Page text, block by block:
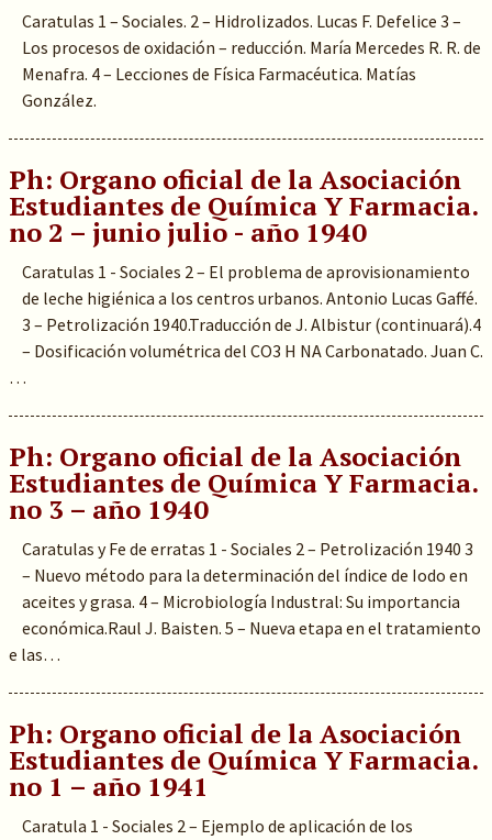
Caratulas 1 – Sociales. 2 – Hidrolizados. Lucas F. Defelice 3 –
Los procesos de oxidación – reducción. María Mercedes R. R. de
Menafra. 4 – Lecciones de Física Farmacéutica. Matías
González.
Ph: Organo oficial de la Asociación
Estudiantes de Química Y Farmacia.
no 2 – junio julio - año 1940
Caratulas 1 - Sociales 2 – El problema de aprovisionamiento
de leche higiénica a los centros urbanos. Antonio Lucas Gaffé.
3 – Petrolización 1940.Traducción de J. Albistur (continuará).4
– Dosificación volumétrica del CO3 H NA Carbonatado. Juan C.
…
Ph: Organo oficial de la Asociación
Estudiantes de Química Y Farmacia.
no 3 – año 1940
Caratulas y Fe de erratas 1 - Sociales 2 – Petrolización 1940 3
– Nuevo método para la determinación del índice de Iodo en
aceites y grasa. 4 – Microbiología Industral: Su importancia
económica.Raul J. Baisten. 5 – Nueva etapa en el tratamiento
e las…
Ph: Organo oficial de la Asociación
Estudiantes de Química Y Farmacia.
no 1 – año 1941
Caratula 1 - Sociales 2 – Ejemplo de aplicación de los